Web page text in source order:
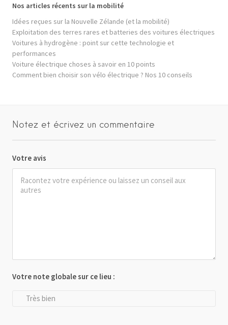
Nos articles récents sur la mobilité
Idées reçues sur la Nouvelle Zélande (et la mobilité)
Exploitation des terres rares et batteries des voitures électriques
Voitures à hydrogène : point sur cette technologie et
performances
Voiture électrique choses à savoir en 10 points
Comment bien choisir son vélo électrique ? Nos 10 conseils
Notez et écrivez un commentaire
Votre avis
Votre note globale sur ce lieu :
Très bien